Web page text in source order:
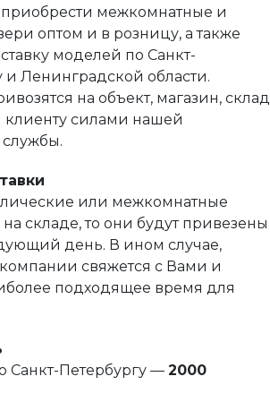
межкомнатные и
оптом и в розницу, а также
моделей по Санкт-
и Ленинградской области.
на объект, магазин, склад
силами нашей
или межкомнатные
складе, то они будут привезены
день. В ином случае,
свяжется с Вами и
подходящее время для
Санкт-Петербургу — 2000